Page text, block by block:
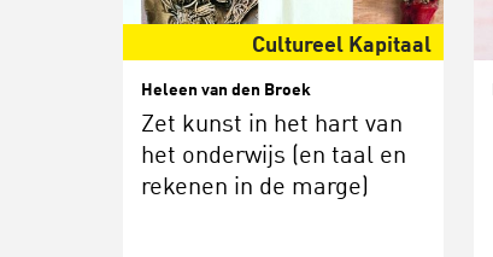
Cultureel Kapitaal
Heleen van den Broek
Zet kunst in het hart van
het onderwijs (en taal en
rekenen in de marge)